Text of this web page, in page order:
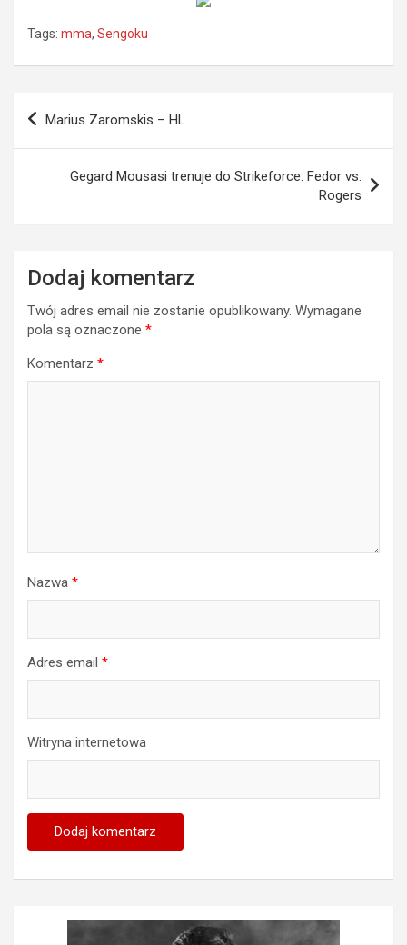
Tags: mma, Sengoku
Nawigacja
Marius Zaromskis – HL
Gegard Mousasi trenuje do Strikeforce: Fedor vs.
Rogers
Dodaj komentarz
Twój adres email nie zostanie opublikowany. Wymagane
pola są oznaczone *
Komentarz *
Nazwa *
Adres email *
Witryna internetowa